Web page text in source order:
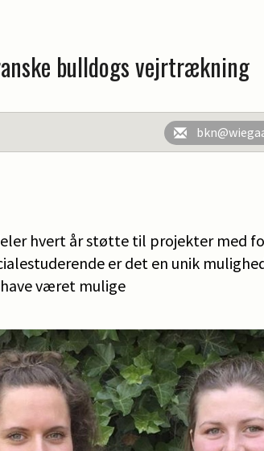
bulldogs vejrtrækning
hvert år støtte til projekter med
er det en unik
været mulige